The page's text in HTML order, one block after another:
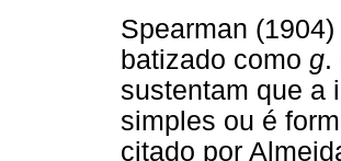
Spearman
batizado como g.
sustentam que a
simples ou é
citado por